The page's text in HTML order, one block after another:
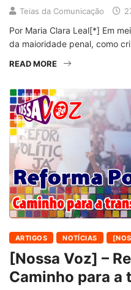
Teias da Comunicação
Por Maria Clara Leal[*] Em
da maioridade penal, como
READ MORE
ARTIGOS NOTÍCIAS
[Nossa Voz] –
Caminho para a